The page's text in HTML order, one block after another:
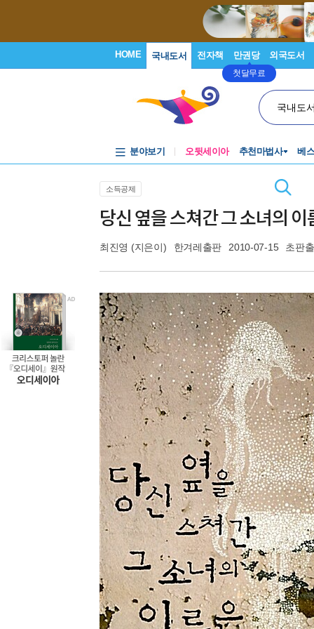
HOME 국내도서 전자책 만권당
첫달무료
외국도서
국내도
분야보기 오뒷세이아 추천마법사 베
소득공제
당신 옆을 스쳐간 그 소녀의 이
최진영 (지은이) 한겨레출판 2010-07-15 초판